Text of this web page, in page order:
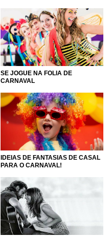
SE JOGUE NA FOLIA DE
CARNAVAL
IDEIAS DE FANTASIAS DE CASAL
PARA O CARNAVAL!